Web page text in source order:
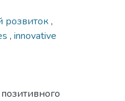
розвиток,
, innovative